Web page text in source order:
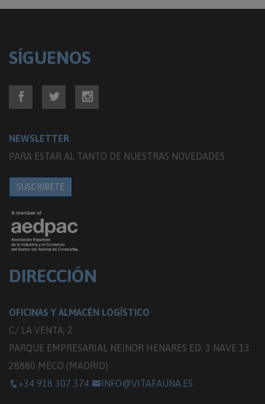
SÍGUENOS
NEWSLETTER
PARA ESTAR AL TANTO DE NUESTRAS NOVEDADES
SUSCRÍBETE
DIRECCIÓN
OFICINAS Y ALMACÉN LOGÍSTICO
C/ LA VENTA, 2
PARQUE EMPRESARIAL NEINOR HENARES ED. 3 NAVE 13
28880 MECO (MADRID)
+34 918 307 374
INFO@VITAFAUNA.ES